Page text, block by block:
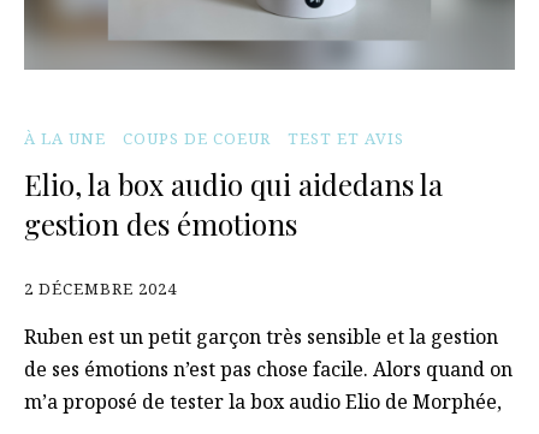
À LA UNE COUPS DE COEUR TEST ET AVIS
Elio, la box audio qui aidedans la
gestion des émotions
2 DÉCEMBRE 2024
Ruben est un petit garçon très sensible et la gestion
de ses émotions n’est pas chose facile. Alors quand on
m’a proposé de tester la box audio Elio de Morphée,